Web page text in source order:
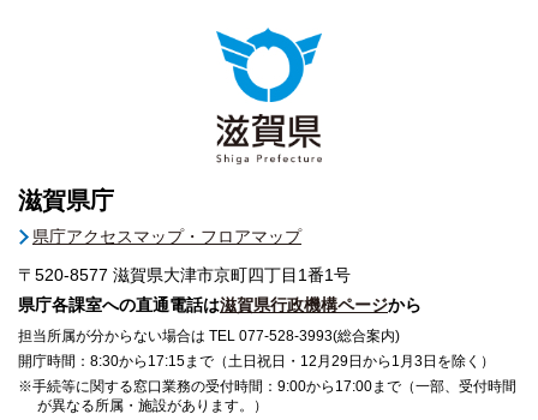
滋賀県庁
県庁アクセスマップ・フロアマップ
〒520-8577 滋賀県大津市京町四丁目1番1号
県庁各課室への直通電話は滋賀県行政機構ページから
担当所属が分からない場合は TEL 077-528-3993(総合案内)
開庁時間：8:30から17:15まで（土日祝日・12月29日から1月3日を除く）
※手続等に関する窓口業務の受付時間：9:00から17:00まで（一部、受付時間
が異なる所属・施設があります。）